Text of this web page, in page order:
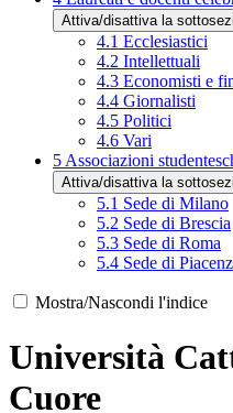
Attiva/disattiva la
4.1 Ecclesiastici
4.2 Intellettuali
4.3 Economisti e
4.4 Giornalisti
4.5 Politici
4.6 Vari
5Associazioni
Attiva/disattiva la
5.1 Sede di Milano
5.2 Sede di Brescia
5.3 Sede di Roma
5.4 Sede di
Mostra/Nascondi l'indice
Università
Cuore